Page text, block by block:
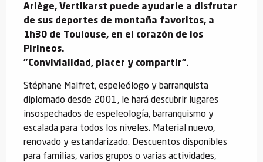
Ariège, Vertikarst puede ayudarle a disfrutar
de sus deportes de montaña favoritos, a
1h30 de Toulouse, en el corazón de los
Pirineos.
"Convivialidad, placer y compartir".
Stéphane Maifret, espeleólogo y barranquista
diplomado desde 2001, le hará descubrir lugares
insospechados de espeleología, barranquismo y
escalada para todos los niveles. Material nuevo,
renovado y estandarizado. Descuentos disponibles
para familias, varios grupos o varias actividades,